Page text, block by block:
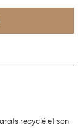
recyclé et son